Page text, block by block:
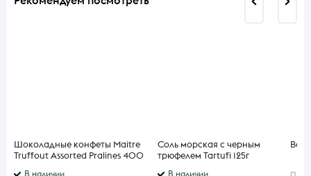
Шоколадные конфеты Maitre
Truffout Assorted Pralines 400
В наличии
Соль морская с черным
трюфелем Tartufi 125г
В наличии